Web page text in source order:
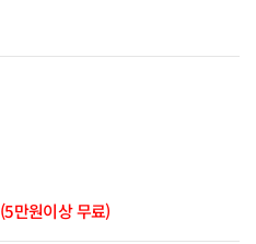
(5만원이상 무료)